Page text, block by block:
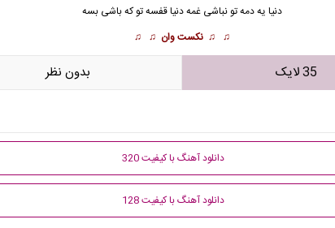
دنیا یه دمه تو نباشی غمه دنیا قفسه تو که باشی بسه
♫ ♫ نکست وان ♫ ♫
35 لایک بدون نظر
دانلود آهنگ با کیفیت 320
دانلود آهنگ با کیفیت 128